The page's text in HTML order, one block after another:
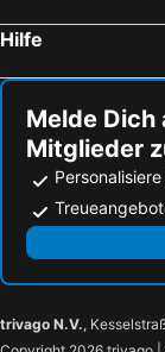
Hilfe
Melde Dich
Mitglieder
trivago N.V.,